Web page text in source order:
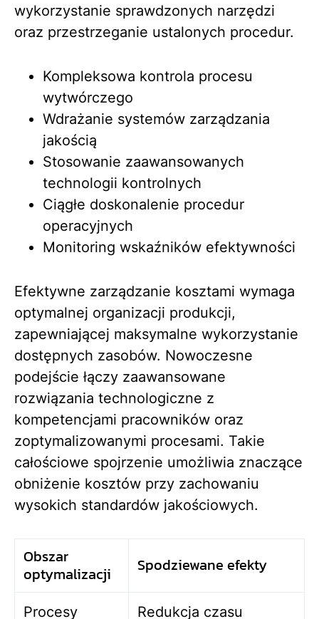
wykorzystanie sprawdzonych narzędzi
oraz przestrzeganie ustalonych procedur.
Kompleksowa kontrola procesu
wytwórczego
Wdrażanie systemów zarządzania
jakością
Stosowanie zaawansowanych
technologii kontrolnych
Ciągłe doskonalenie procedur
operacyjnych
Monitoring wskaźników efektywności
Efektywne zarządzanie kosztami wymaga
optymalnej organizacji produkcji,
zapewniającej maksymalne wykorzystanie
dostępnych zasobów. Nowoczesne
podejście łączy zaawansowane
rozwiązania technologiczne z
kompetencjami pracowników oraz
zoptymalizowanymi procesami. Takie
całościowe spojrzenie umożliwia znaczące
obniżenie kosztów przy zachowaniu
wysokich standardów jakościowych.
Obszar
optymalizacji
Spodziewane efekty
Procesy Redukcja czasu